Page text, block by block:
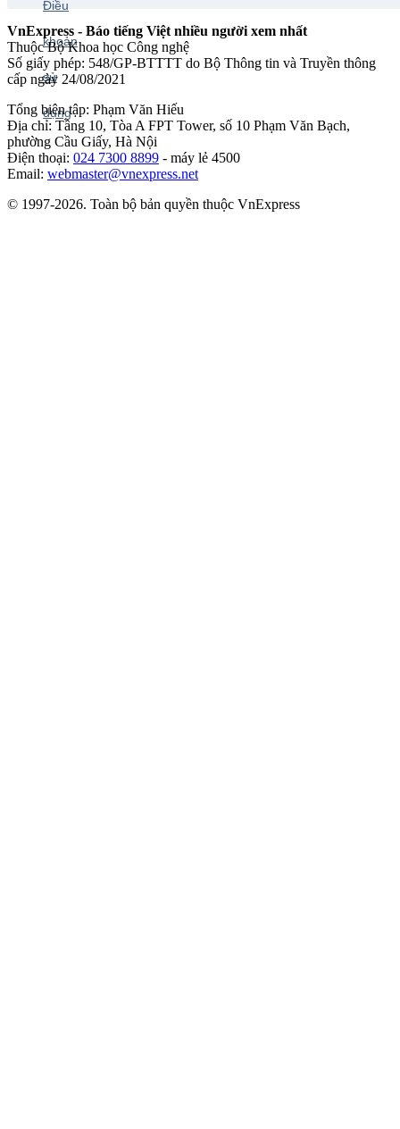
VnExpress - Báo tiếng Việt nhiều người xem nhất
Thuộc Bộ Khoa học Công nghệ
Số giấy phép: 548/GP-BTTTT do Bộ Thông tin và Truyền thông
cấp ngày 24/08/2021
Tổng biên tập: Phạm Văn Hiếu
Địa chỉ: Tầng 10, Tòa A FPT Tower, số 10 Phạm Văn Bạch,
phường Cầu Giấy, Hà Nội
Điện thoại: 024 7300 8899 - máy lẻ 4500
Email: webmaster@vnexpress.net
© 1997-2026. Toàn bộ bản quyền thuộc VnExpress